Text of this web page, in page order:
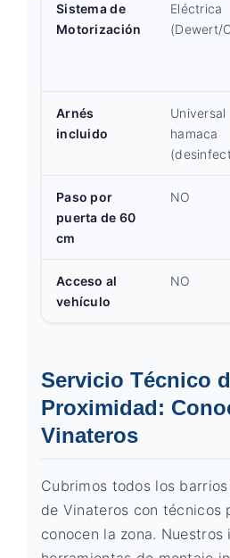
Sistema de
Motorización
Eléctrica
(Dewert/
Arnés
incluido
Universal
hamaca
Paso por
puerta de 60
cm
NO
Acceso al
vehículo
NO
Servicio Técnico
Proximidad:
Vinateros
Cubrimos todos los
de Vinateros con técnicos
conocen la zona.